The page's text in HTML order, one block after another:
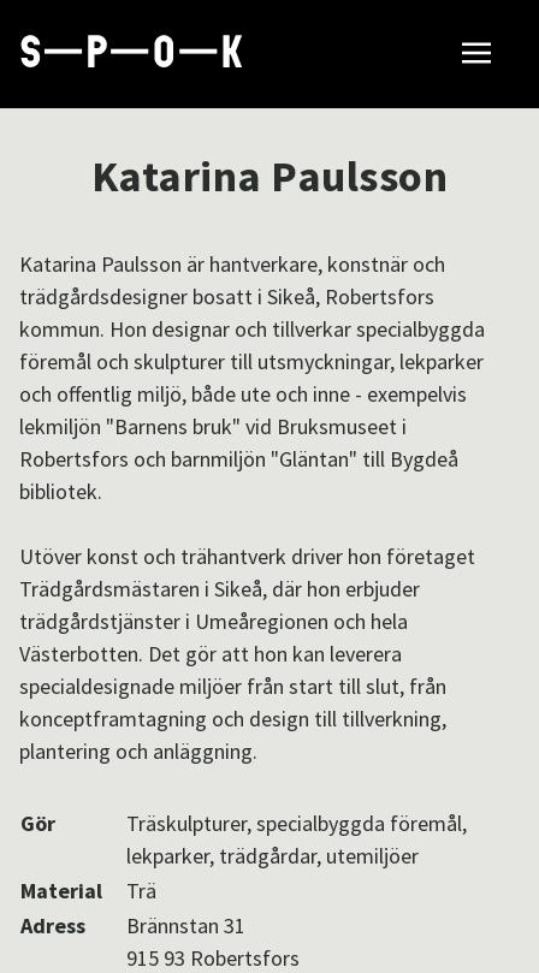
Hubbar
Om SPOK
Samarbeten
Aktuellt i SPOK-nätverket
En
Katarina Paulsson
Katarina Paulsson är hantverkare, konstnär och
trädgårdsdesigner bosatt i Sikeå, Robertsfors
kommun. Hon designar och tillverkar specialbyggda
föremål och skulpturer till utsmyckningar, lekparker
och offentlig miljö, både ute och inne - exempelvis
lekmiljön "Barnens bruk" vid Bruksmuseet i
Robertsfors och barnmiljön "Gläntan" till Bygdeå
bibliotek.
Utöver konst och trähantverk driver hon företaget
Trädgårdsmästaren i Sikeå, där hon erbjuder
trädgårdstjänster i Umeåregionen och hela
Västerbotten. Det gör att hon kan leverera
specialdesignade miljöer från start till slut, från
konceptframtagning och design till tillverkning,
plantering och anläggning.
Gör
Träskulpturer, specialbyggda föremål,
lekparker, trädgårdar, utemiljöer
Material
Trä
Adress
Brännstan 31
915 93 Robertsfors